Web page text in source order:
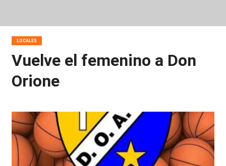
LOCALES
Vuelve el femenino a Don
Orione